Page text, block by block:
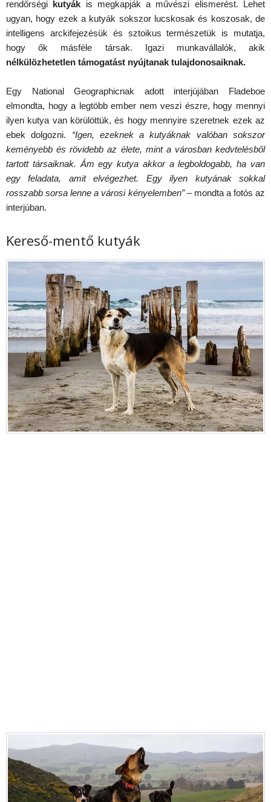
rendőrségi kutyák is megkapják a művészi elismerést. Lehet
ugyan, hogy ezek a kutyák sokszor lucskosak és koszosak, de
intelligens arckifejezésük és sztoikus természetük is mutatja,
hogy ők másféle társak. Igazi munkavállalók, akik
nélkülözhetetlen támogatást nyújtanak tulajdonosaiknak.
Egy National Geographicnak adott interjújában Fladeboe
elmondta, hogy a legtöbb ember nem veszi észre, hogy mennyi
ilyen kutya van körülöttük, és hogy mennyire szeretnek ezek az
ebek dolgozni. “Igen, ezeknek a kutyáknak valóban sokszor
keményebb és rövidebb az élete, mint a városban kedvtelésből
tartott társaiknak. Ám egy kutya akkor a legboldogabb, ha van
egy feladata, amit elvégezhet. Egy ilyen kutyának sokkal
rosszabb sorsa lenne a városi kényelemben”– mondta a fotós az
interjúban.
Kereső-mentő kutyák